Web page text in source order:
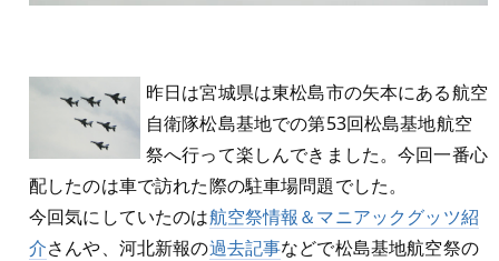
昨日は宮城県は東松島市の矢本にある航空
自衛隊松島基地での第53回松島基地航空
祭へ行って楽しんできました。今回一番心
配したのは車で訪れた際の駐車場問題でした。
今回気にしていたのは航空祭情報＆マニアックグッツ紹
介さんや、河北新報の過去記事などで松島基地航空祭の